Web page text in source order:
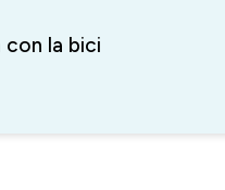
con la bici